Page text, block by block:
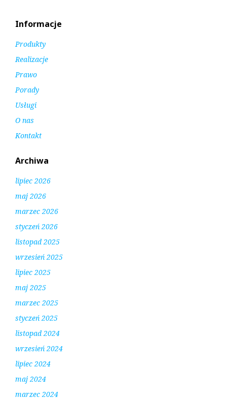
Informacje
Produkty
Realizacje
Prawo
Porady
Usługi
O nas
Kontakt
Archiwa
lipiec 2026
maj 2026
marzec 2026
styczeń 2026
listopad 2025
wrzesień 2025
lipiec 2025
maj 2025
marzec 2025
styczeń 2025
listopad 2024
wrzesień 2024
lipiec 2024
maj 2024
marzec 2024